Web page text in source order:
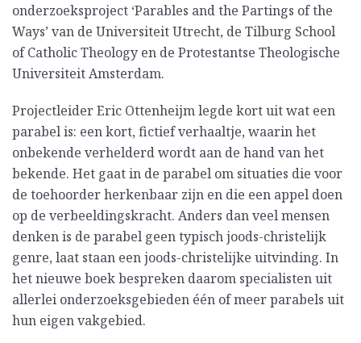
onderzoeksproject ‘Parables and the Partings of the
Ways’ van de Universiteit Utrecht, de Tilburg School
of Catholic Theology en de Protestantse Theologische
Universiteit Amsterdam.
Projectleider Eric Ottenheijm legde kort uit wat een
parabel is: een kort, fictief verhaaltje, waarin het
onbekende verhelderd wordt aan de hand van het
bekende. Het gaat in de parabel om situaties die voor
de toehoorder herkenbaar zijn en die een appel doen
op de verbeeldingskracht. Anders dan veel mensen
denken is de parabel geen typisch joods-christelijk
genre, laat staan een joods-christelijke uitvinding. In
het nieuwe boek bespreken daarom specialisten uit
allerlei onderzoeksgebieden één of meer parabels uit
hun eigen vakgebied.